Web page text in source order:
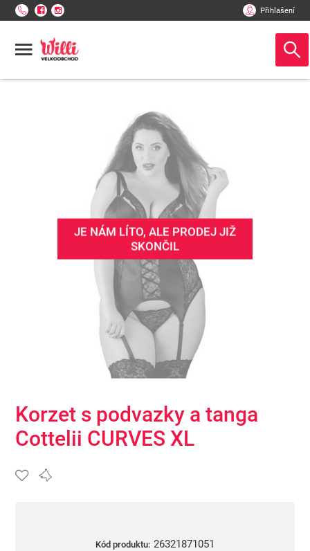
Přihlašení
Korzet s podvazky a tanga
Cottelii CURVES XL
Kód produktu: 26321871051